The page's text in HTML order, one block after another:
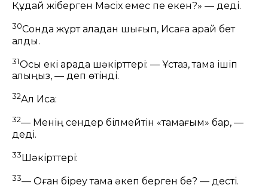
Құдай жіберген Мәсіх емес пе екен?» — деді.
30Сонда жұрт қаладан шығып, Исаға қарай бет
алды.
31Осы екі арада шәкірттері: — Ұстаз, тамақ ішіп
алыңыз, — деп өтінді.
32Ал Иса:
32— Менің сендер білмейтін «тамағым» бар, —
деді.
33Шәкірттері:
33— Оған біреу тамақ әкеп берген бе? — десті.